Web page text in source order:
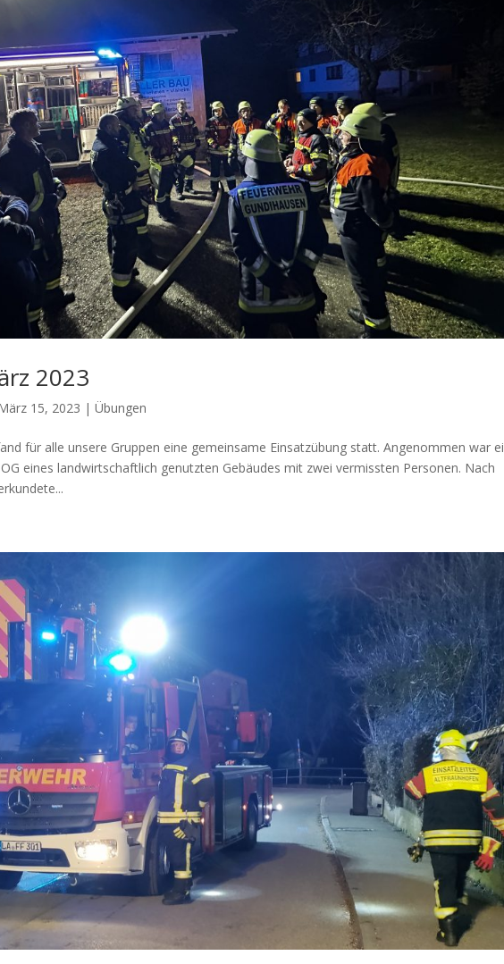
2023
15, 2023 |Übungen
für alle unsere Gruppen eine gemeinsame Einsatzübung statt. Angenommen war
eines landwirtschaftlich genutzten Gebäudes mit zwei vermissten Personen. Nach